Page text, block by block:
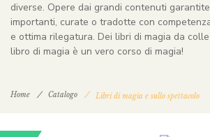
diverse. Opere dai grandi contenuti
importanti, curate o tradotte con
e ottima rilegatura. Dei libri di magia da
libro di magia è un vero corso di magia!
Home Catalogo Libri di magia e sullo spettacolo